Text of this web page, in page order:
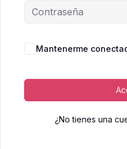
Mantenerme
¿No tienes una